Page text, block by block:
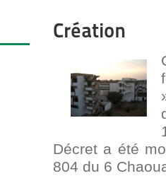
Création
Décret a été
804 du 6